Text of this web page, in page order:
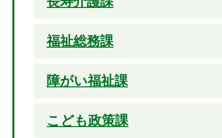
福祉総務課
障がい福祉課
こども政策課